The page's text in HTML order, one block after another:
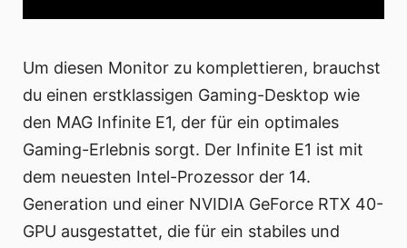
Um diesen Monitor zu komplettieren, brauchst
du einen erstklassigen Gaming-Desktop wie
den MAG Infinite E1, der für ein optimales
Gaming-Erlebnis sorgt. Der Infinite E1 ist mit
dem neuesten Intel-Prozessor der 14.
Generation und einer NVIDIA GeForce RTX 40-
GPU ausgestattet, die für ein stabiles und